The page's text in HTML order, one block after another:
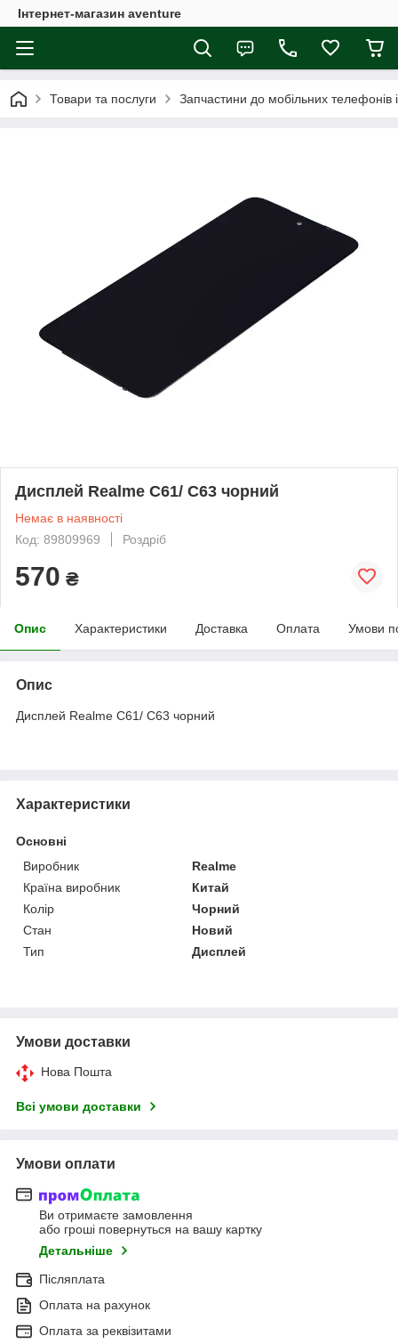
Інтернет-магазин aventure
Товари та послуги Запчастини до мобільних телефонів
Дисплей Realme C61/ C63 чорний
Немає в наявності
Код: 89809969
Роздріб
570 ₴
Опис Характеристики Доставка Оплата Умови
Опис
Дисплей Realme C61/ C63 чорний
Характеристики
Основні
Виробник
Realme
Країна виробник
Китай
Колір
Чорний
Стан
Новий
Тип
Дисплей
Умови доставки
Нова Пошта
Всі умови доставки
Умови оплати
Ви отримаєте замовлення
або гроші повернуться на вашу картку
Детальніше
Післяплата
Оплата на рахунок
Оплата за реквізитами